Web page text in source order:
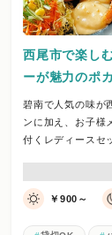
西尾市で楽し
ーが魅力のポ
碧南で人気の味が
ンに加え、お子様
付くレディースセ
￥900～